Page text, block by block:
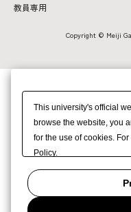
教員専用
Copyright © Meiji
This university's official
browse the website, you
for the use of cookies.
Policy.